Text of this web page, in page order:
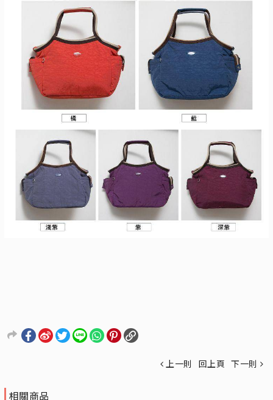
上一則 回上頁 下一則
相關商品